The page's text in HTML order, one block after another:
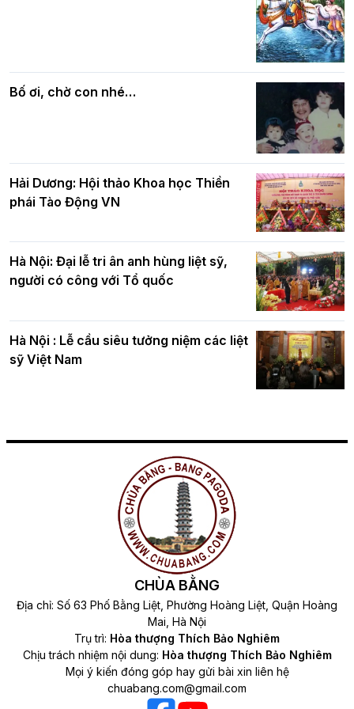
nhân mùa Phật đản PL.2570
Phật giáo chính tín Phần 7: Luật nhân
quả
Bố ơi, chờ con nhé…
Hải Dương: Hội thảo Khoa học Thiền
phái Tào Động VN
Hà Nội: Đại lễ tri ân anh hùng liệt sỹ,
người có công với Tổ quốc
Hà Nội : Lễ cầu siêu tưởng niệm các liệt
sỹ Việt Nam
CHÙA BẰNG
Địa chỉ: Số 63 Phố Bằng Liệt, Phường Hoàng Liệt, Quận Hoàng
Mai, Hà Nội
Trụ trì: Hòa thượng Thích Bảo Nghiêm
Chịu trách nhiệm nội dung: Hòa thượng Thích Bảo Nghiêm
Mọi ý kiến đóng góp hay gửi bài xin liên hệ
chuabang.com@gmail.com